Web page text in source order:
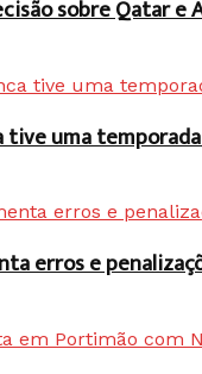
sobre Qatar e
tive uma
erros e